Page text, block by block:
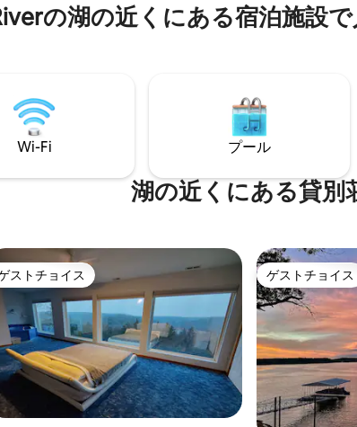
の湖の近くにある宿泊施設
Wi-Fi プール
湖の近くにある貸別
ゲストチョイス
ストチョイス ゲストチョイス
ゲストチョイス